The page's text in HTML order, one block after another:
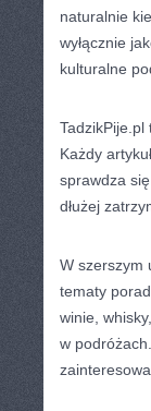
naturalnie
wyłącznie
kulturalne
Każdy
sprawdza
dłużej
W szerszym
tematy
winie,
w